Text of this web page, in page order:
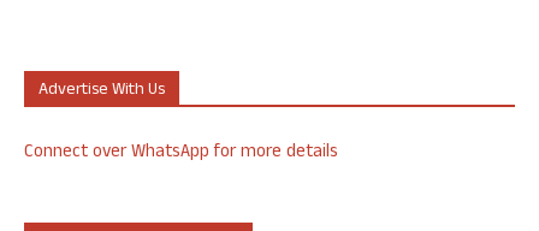
Advertise With Us
Connect over WhatsApp for more details